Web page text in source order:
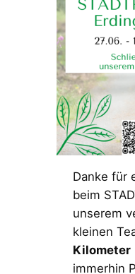
Danke für
beim
unserem
kleinen
Kilometer
immerhin